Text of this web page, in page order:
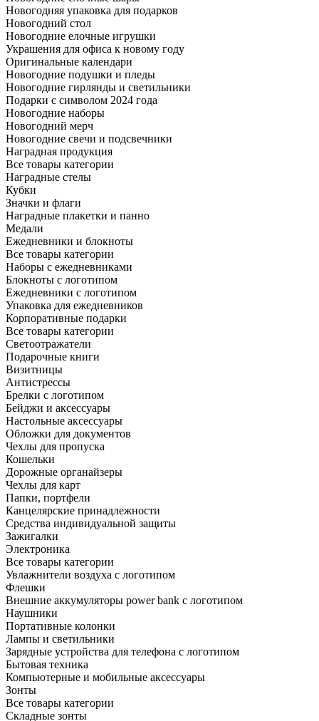
Новогодняя упаковка для подарков
Новогодний стол
Новогодние елочные игрушки
Украшения для офиса к новому году
Оригинальные календари
Новогодние подушки и пледы
Новогодние гирлянды и светильники
Подарки с символом 2024 года
Новогодние наборы
Новогодний мерч
Новогодние свечи и подсвечники
Наградная продукция
Все товары категории
Наградные стелы
Кубки
Значки и флаги
Наградные плакетки и панно
Медали
Ежедневники и блокноты
Все товары категории
Наборы с ежедневниками
Блокноты с логотипом
Ежедневники с логотипом
Упаковка для ежедневников
Корпоративные подарки
Все товары категории
Светоотражатели
Подарочные книги
Визитницы
Антистрессы
Брелки с логотипом
Бейджи и аксессуары
Настольные аксессуары
Обложки для документов
Чехлы для пропуска
Кошельки
Дорожные органайзеры
Чехлы для карт
Папки, портфели
Канцелярские принадлежности
Средства индивидуальной защиты
Зажигалки
Электроника
Все товары категории
Увлажнители воздуха с логотипом
Флешки
Внешние аккумуляторы power bank с логотипом
Наушники
Портативные колонки
Лампы и светильники
Зарядные устройства для телефона с логотипом
Бытовая техника
Компьютерные и мобильные аксессуары
Зонты
Все товары категории
Складные зонты